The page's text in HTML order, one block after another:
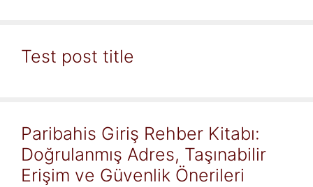
Test post title
Paribahis Giriş Rehber Kitabı:
Doğrulanmış Adres, Taşınabilir
Erişim ve Güvenlik Önerileri